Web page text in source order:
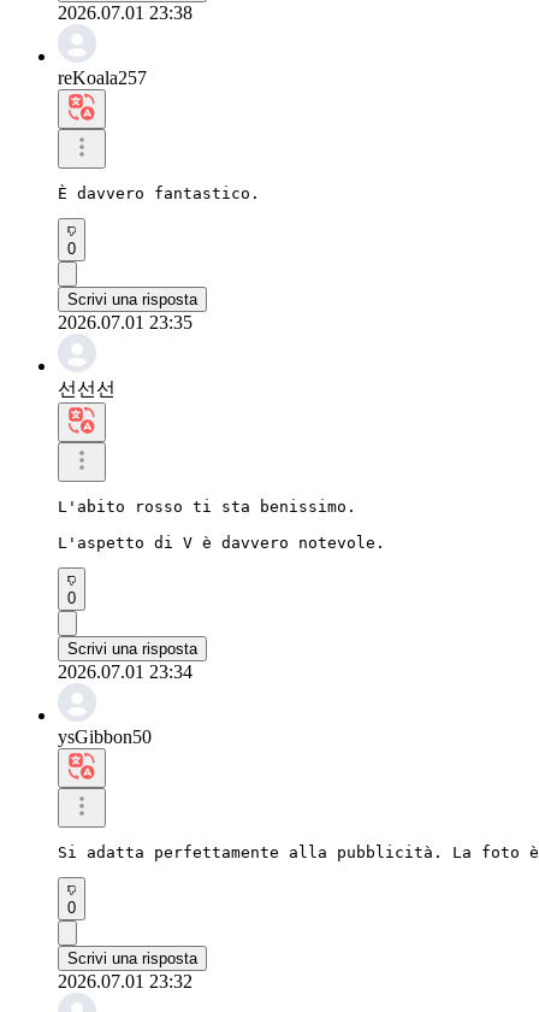
2026.07.01 23:38
reKoala257
È davvero fantastico.
0
Scrivi una risposta
2026.07.01 23:35
선선선
L'abito rosso ti sta benissimo.
L'aspetto di V è davvero notevole.
0
Scrivi una risposta
2026.07.01 23:34
ysGibbon50
Si adatta perfettamente alla pubblicità. La foto è
0
Scrivi una risposta
2026.07.01 23:32